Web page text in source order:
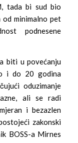
tada bi sud bio
minimalno pet
podnesene
biti u povećanju
i do 20 godina
oduzimanje
ali se radi
i bezazlen
zakonski
BOSS-a Mirnes